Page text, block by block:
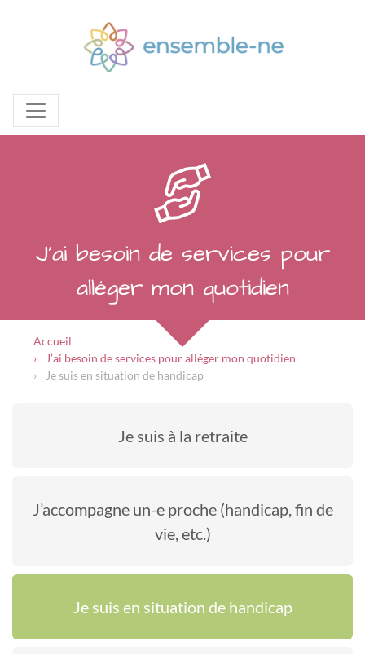
J’ai besoin de services pour
alléger mon quotidien
Accueil
J’ai besoin de services pour alléger mon quotidien
Je suis en situation de handicap
Je suis à la retraite
J’accompagne un-e proche (handicap, fin de
vie, etc.)
Je suis en situation de handicap